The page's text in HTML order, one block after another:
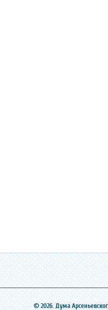
© 2026. Дума